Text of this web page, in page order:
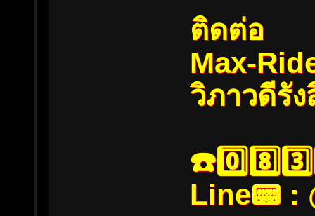
ติดต่อ
Max-
วิภาวดีรั
Line📟 :